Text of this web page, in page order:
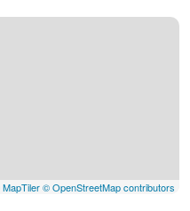
© OpenStreetMap contributors